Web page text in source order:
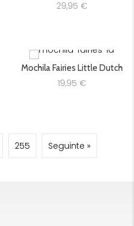
29,95 €
Mochila Fairies Little Dutch
19,95 €
255 Seguinte »